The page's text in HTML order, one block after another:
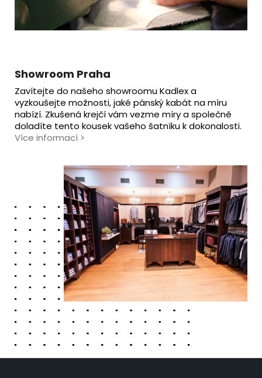
Showroom Praha
Zavítejte do našeho showroomu Kadlex a
vyzkoušejte možnosti, jaké pánský kabát na míru
nabízí. Zkušená krejčí vám vezme míry a společně
doladíte tento kousek vašeho šatníku k dokonalosti.
Více informací >
Z